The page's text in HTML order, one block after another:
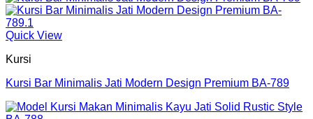
Quick View
Kursi
Kursi Bar Minimalis Jati Modern Design Premium BA-789